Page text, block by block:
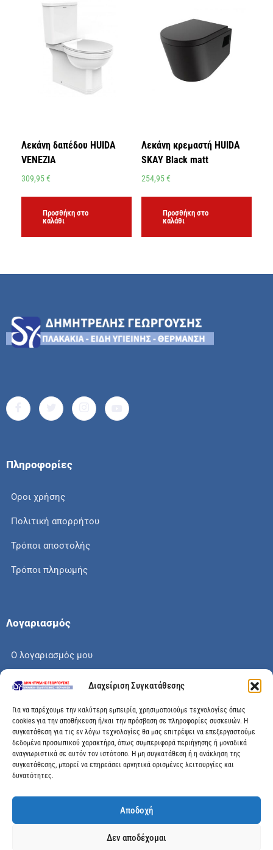
Διαχείριση Συγκατάθεσης
Για να παρέχουμε την καλύτερη εμπειρία, χρησιμοποιούμε τεχνολογίες όπως
cookies για την αποθήκευση ή/και την πρόσβαση σε πληροφορίες συσκευών. Η
συγκατάθεση για τις εν λόγω τεχνολογίες θα μας επιτρέψει να επεξεργαστούμε
δεδομένα προσωπικού χαρακτήρα, όπως συμπεριφορά περιήγησης ή μοναδικά
αναγνωριστικά σε αυτόν τον ιστότοπο. Η μη συγκατάθεση ή η ανάκληση της
συγκατάθεσης, μπορεί να επηρεάσει αρνητικά ορισμένες λειτουργίες και
δυνατότητες.
Αποδοχή
Δεν αποδέχομαι
Λεκάνη δαπέδου HUIDA
VENEZIA
309,95€
Προσθήκη στο
καλάθι
Λεκάνη κρεμαστή HUIDA
SKAY Black matt
254,95€
Προσθήκη στο
καλάθι
Πληροφορίες
Οροι χρήσης
Πολιτική απορρήτου
Τρόποι αποστολής
Τρόποι πληρωμής
Λογαριασμός
Ο λογαριασμός μου
Το καλάθι μου
Check out
Διεύθυνση
Μεγάλης Χώρας 89, Αγρίνιο, Τ.Κ: 30100
info@dimitrelis-georgousis.gr